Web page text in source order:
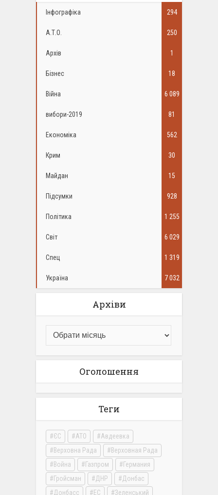
Інфографіка 294
А.Т.О. 250
Архів 1
Бізнес 18
Війна 6 089
вибори-2019 81
Економіка 562
Крим 30
Майдан 15
Підсумки 928
Політика 1 255
Світ 6 029
Спец 1 319
Україна 7 032
Архіви
Оголошення
Теги
ЄС АТО
Авдеевка
Верховна Рада
Верховная Рада
Война
Газпром
Германия
Гройсман
ДНР
Донбас
Донбасс
ЕС Зеленський